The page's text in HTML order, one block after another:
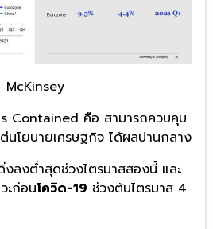
McKinsey
Contained คือ สามารถควบคุม
นโยบายเศรษฐกิจ ได้ผลปานกลาง
งลงต่ำสุดช่วงไตรมาสสองนี้ และ
ะก่อนโควิด-19 ช่วงต้นไตรมาส 4